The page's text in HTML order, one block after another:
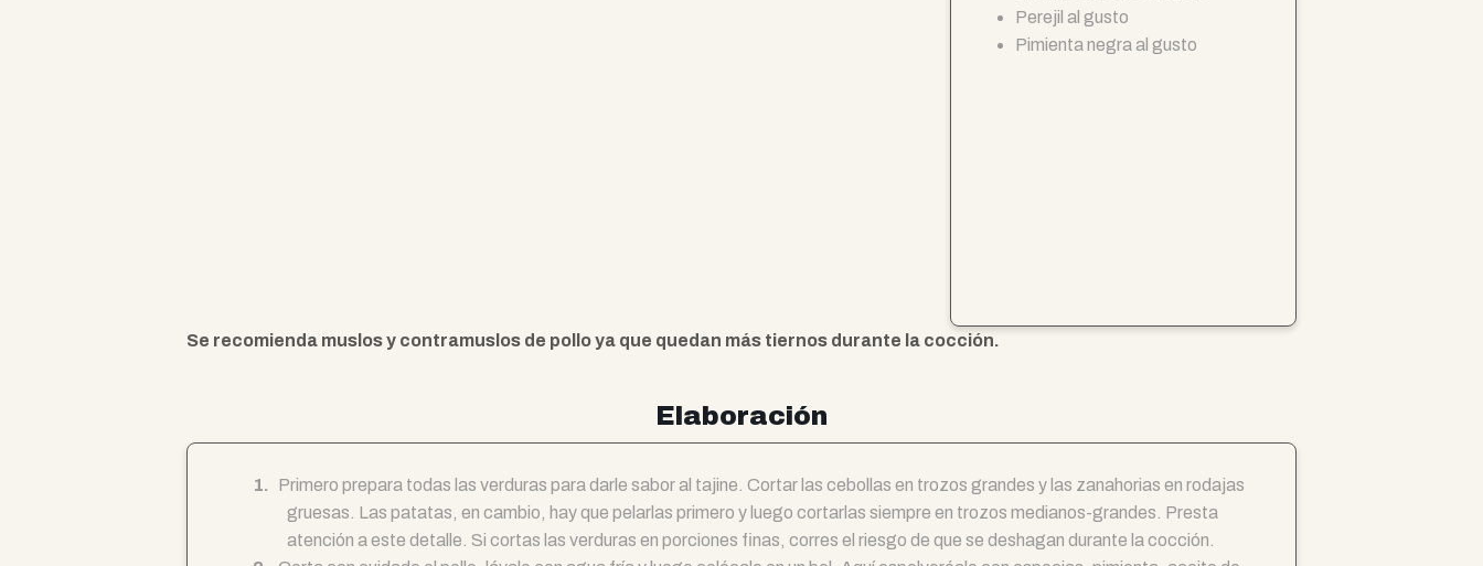
Perejil al gusto
Pimienta negra al gusto
Se recomienda muslos y contramuslos de pollo ya que quedan más tiernos durante la cocción.
Elaboración
Primero prepara todas las verduras para darle sabor al tajine. Cortar las cebollas en trozos grandes y las zanahorias en rodajas
gruesas. Las patatas, en cambio, hay que pelarlas primero y luego cortarlas siempre en trozos medianos-grandes. Presta
atención a este detalle. Si cortas las verduras en porciones finas, corres el riesgo de que se deshagan durante la cocción.